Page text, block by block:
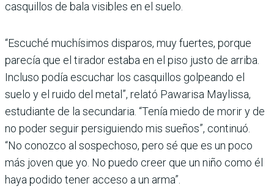
casquillos de bala visibles en el suelo.
“Escuché muchísimos disparos, muy fuertes, porque
parecía que el tirador estaba en el piso justo de arriba.
Incluso podía escuchar los casquillos golpeando el
suelo y el ruido del metal”, relató Pawarisa Maylissa,
estudiante de la secundaria. “Tenía miedo de morir y de
no poder seguir persiguiendo mis sueños”, continuó.
“No conozco al sospechoso, pero sé que es un poco
más joven que yo. No puedo creer que un niño como él
haya podido tener acceso a un arma”.